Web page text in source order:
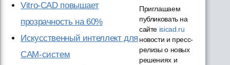
Vitro-CAD повышает
прозрачность на 60%
Искусственный интеллект для
CAM-систем
Приглашаем
публиковать на
сайте isicad.ru
новости и пресс-
релизы о новых
решениях и